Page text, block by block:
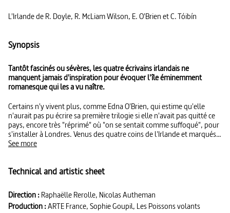
L'Irlande de R. Doyle, R. McLiam Wilson, E. O'Brien et C. Tóibín
Synopsis
Tantôt fascinés ou sévères, les quatre écrivains irlandais ne
manquent jamais d'inspiration pour évoquer l'île éminemment
romanesque qui les a vu naître.
Certains n'y vivent plus, comme Edna O'Brien, qui estime qu'elle
n'aurait pas pu écrire sa première trilogie si elle n'avait pas quitté ce
pays, encore très "réprimé" où "on se sentait comme suffoqué", pour
s'installer à Londres. Venus des quatre coins de l'Irlande et marqués
par leur région d'origine, ces écrivains portent en eux différents
de Ballyconnigar pour Colm Tóibín et l'attachant Belfast de Robert
reportages et d'images d'archives, ce film porte un regard pénétrant
sur l'histoire d'un pays marqué par un catholicisme viscéral, la guerre
civile, l'exil, un boom enivrant dans les années 1990 suivi d'une rude
See more
Technical and artistic sheet
Direction :Raphaëlle Rerolle, Nicolas Autheman
Production :ARTE France, Sophie Goupil, Les Poissons volants